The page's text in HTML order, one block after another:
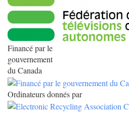
Financé par le
gouvernement
du Canada
Ordinateurs donnés par